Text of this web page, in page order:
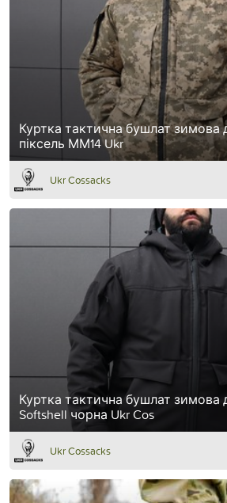
Куртка тактична бушлат зимова
піксель ММ14 Ukr
Ukr Cossacks
Куртка тактична бушлат зимова
Softshell чорна Ukr Cos
Ukr Cossacks